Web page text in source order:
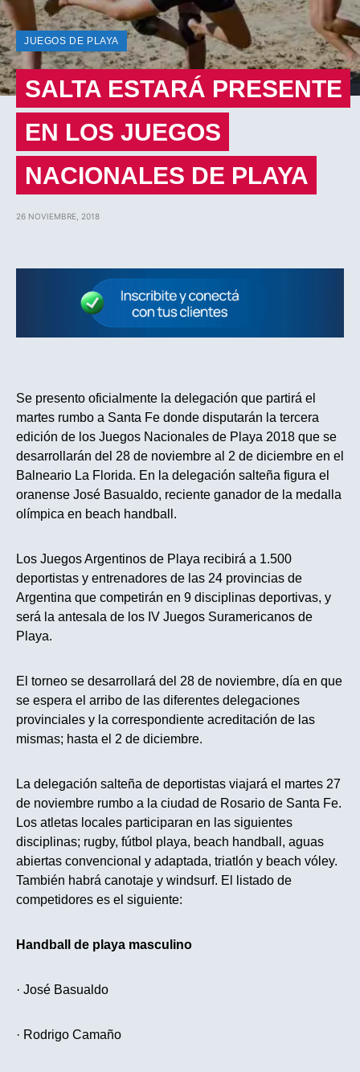
JUEGOS DE PLAYA
SALTA ESTARÁ PRESENTE
EN LOS JUEGOS
NACIONALES DE PLAYA
26 NOVIEMBRE, 2018
Se presento oficialmente la delegación que partirá el
martes rumbo a Santa Fe donde disputarán la tercera
edición de los Juegos Nacionales de Playa 2018 que se
desarrollarán del 28 de noviembre al 2 de diciembre en el
Balneario La Florida. En la delegación salteña figura el
oranense José Basualdo, reciente ganador de la medalla
olímpica en beach handball.
Los Juegos Argentinos de Playa recibirá a 1.500
deportistas y entrenadores de las 24 provincias de
Argentina que competirán en 9 disciplinas deportivas, y
será la antesala de los IV Juegos Suramericanos de
Playa.
El torneo se desarrollará del 28 de noviembre, día en que
se espera el arribo de las diferentes delegaciones
provinciales y la correspondiente acreditación de las
mismas; hasta el 2 de diciembre.
La delegación salteña de deportistas viajará el martes 27
de noviembre rumbo a la ciudad de Rosario de Santa Fe.
Los atletas locales participaran en las siguientes
disciplinas; rugby, fútbol playa, beach handball, aguas
abiertas convencional y adaptada, triatlón y beach vóley.
También habrá canotaje y windsurf. El listado de
competidores es el siguiente:
Handball de playa masculino
· José Basualdo
· Rodrigo Camaño